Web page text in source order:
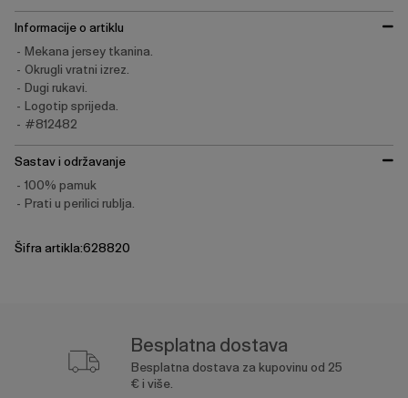
Informacije o artiklu
Mekana jersey tkanina.
Okrugli vratni izrez.
Dugi rukavi.
Logotip sprijeda.
#812482
Sastav i održavanje
100% pamuk
Prati u perilici rublja.
Šifra artikla:628820
Besplatna dostava
Besplatna dostava za kupovinu od 25
€ i više.